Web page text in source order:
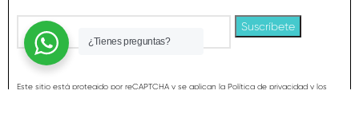
Este sitio está protegido por reCAPTCHA y se aplican la Política de privacidad y los
¿Tienes preguntas?